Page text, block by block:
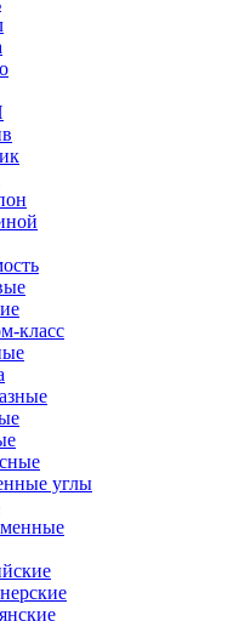
класс
углы